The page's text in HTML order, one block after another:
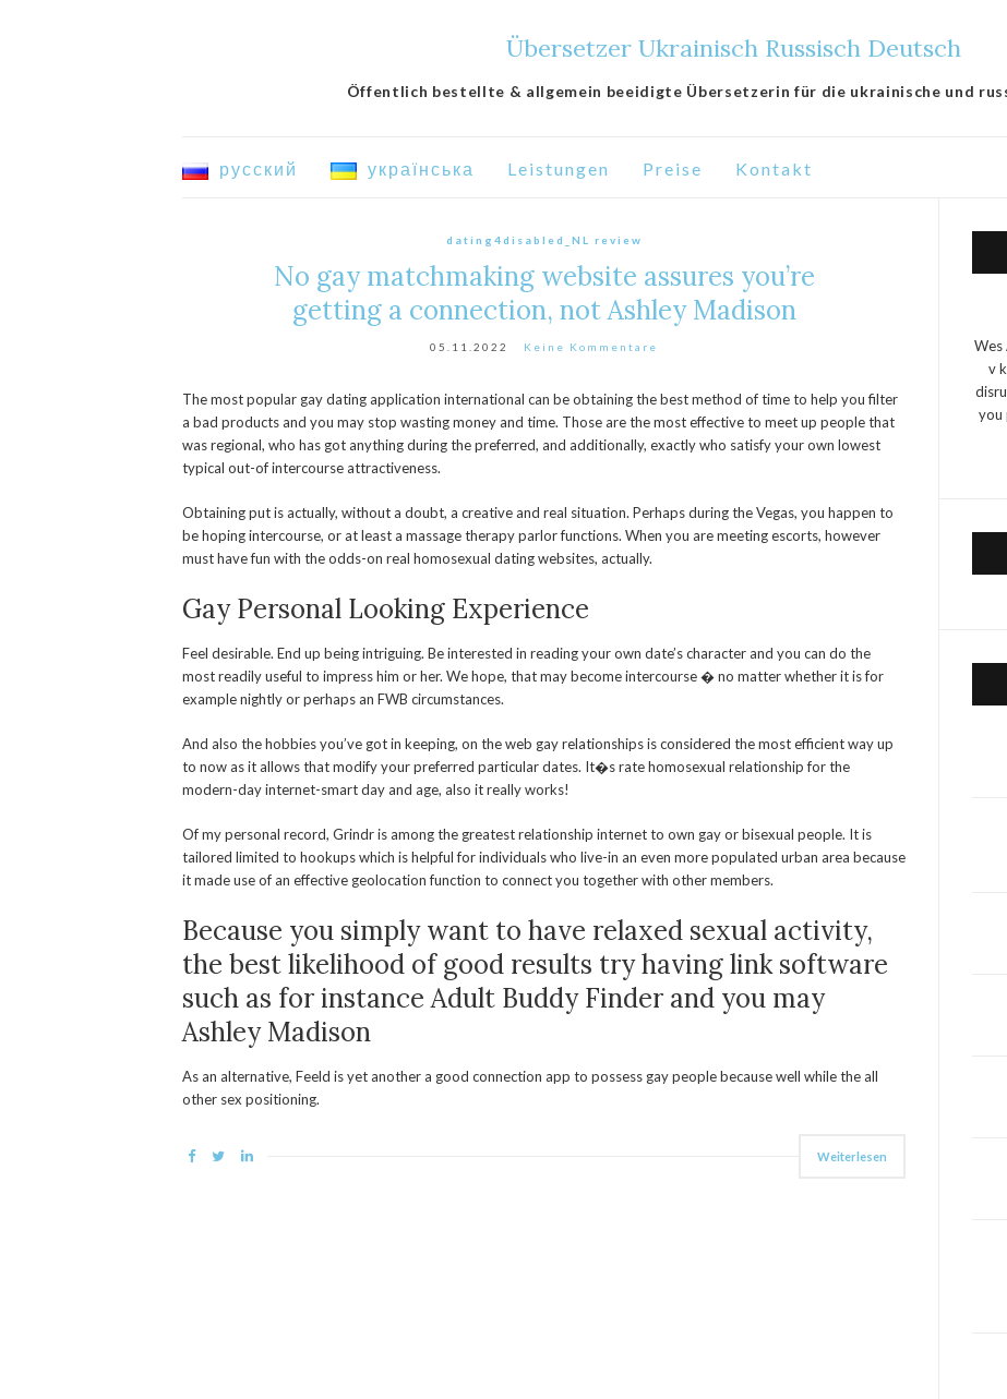
Übersetzer Ukrainisch Russisch Deutsch
Öffentlich bestellte & allgemein beeidigte Übersetzerin für die ukrainische und
русский українська Leistungen Preise Kontakt
dating4disabled_NL review
No gay matchmaking website assures you’re
getting a connection, not Ashley Madison
05.11.2022 Keine Kommentare
The most popular gay dating application international can be obtaining the best method of time to help you filter
a bad products and you may stop wasting money and time. Those are the most effective to meet up people that
was regional, who has got anything during the preferred, and additionally, exactly who satisfy your own lowest
typical out-of intercourse attractiveness.
Obtaining put is actually, without a doubt, a creative and real situation. Perhaps during the Vegas, you happen to
be hoping intercourse, or at least a massage therapy parlor functions. When you are meeting escorts, however
must have fun with the odds-on real homosexual dating websites, actually.
Gay Personal Looking Experience
Feel desirable. End up being intriguing. Be interested in reading your own date’s character and you can do the
most readily useful to impress him or her. We hope, that may become intercourse � no matter whether it is for
example nightly or perhaps an FWB circumstances.
And also the hobbies you’ve got in keeping, on the web gay relationships is considered the most efficient way up
to now as it allows that modify your preferred particular dates. It�s rate homosexual relationship for the
modern-day internet-smart day and age, also it really works!
Of my personal record, Grindr is among the greatest relationship internet to own gay or bisexual people. It is
tailored limited to hookups which is helpful for individuals who live-in an even more populated urban area because
it made use of an effective geolocation function to connect you together with other members.
Because you simply want to have relaxed sexual activity,
the best likelihood of good results try having link software
such as for instance Adult Buddy Finder and you may
Ashley Madison
As an alternative, Feeld is yet another a good connection app to possess gay people because well while the all
other sex positioning.
Weiterlesen
Wes
v
you